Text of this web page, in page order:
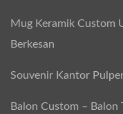
Mug Keramik Custom
Berkesan
Souvenir Kantor
Balon Custom – Balon